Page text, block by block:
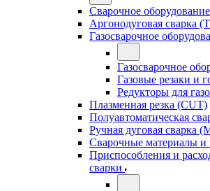
Сварочное оборудование
Аргонодуговая сварка
Газосварочное
Газосварочное
Газовые резаки и
Редукторы для
Плазменная резка (CUT)
Полуавтоматическая
Ручная дуговая сварка
Сварочные материалы
Приспособления и
сварки